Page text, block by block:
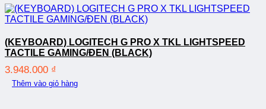
(KEYBOARD) LOGITECH G PRO X TKL LIGHTSPEED
TACTILE GAMING/ĐEN (BLACK)
3.948.000 ₫
Thêm vào giỏ hàng